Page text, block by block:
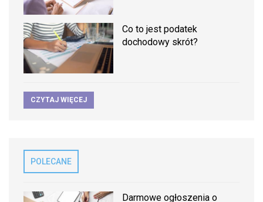
Co to jest podatek
dochodowy skrót?
CZYTAJ WIĘCEJ
POLECANE
Darmowe ogłoszenia o